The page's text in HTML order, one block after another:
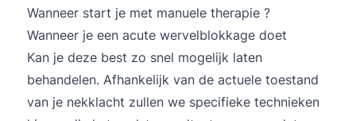
Wanneer start je met manuele therapie ?
Wanneer je een acute wervelblokkage doet
Kan je deze best zo snel mogelijk laten
behandelen. Afhankelijk van de actuele toestand
van je nekklacht zullen we specifieke technieken